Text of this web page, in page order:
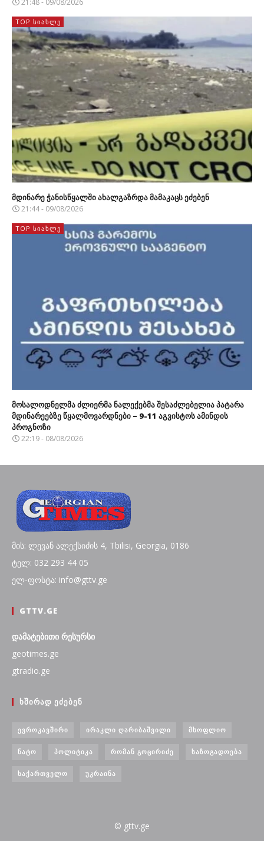
TOP ᲡᲘᲐᲮᲚᲔ
მდინარე ჭანისწყალში ახალგაზრდა მამაკაცს ეძებენ
21:44 - 09/08/2026
TOP ᲡᲘᲐᲮᲚᲔ
მოსალოდნელმა ძლიერმა ნალექებმა შესაძლებელია პატარა
მდინარეებზე წყალმოვარდნები – 9-11 აგვისტოს ამინდის
პროგნოზი
22:19 - 08/08/2026
მის: ლევან ალექსიძის 4, Tbilisi, Georgia, 0186
ტელ: 032 293 44 05
ელ-ფოსტა: info@gttv.ge
GTTV.GE
დამატებითი რესურსი
geotimes.ge
gtradio.ge
ᲮᲨᲘᲠᲐᲓ ᲔᲫᲔᲑᲔᲜ
ᲔᲕᲠᲝᲙᲐᲕᲨᲘᲠᲘ ᲘᲠᲐᲙᲚᲘ ᲦᲐᲠᲘᲑᲐᲨᲕᲘᲚᲘ ᲛᲡᲝᲤᲚᲘᲝ
ᲜᲐᲢᲝ ᲞᲝᲚᲘᲢᲘᲙᲐ ᲠᲝᲛᲐᲜ ᲒᲝᲪᲘᲠᲘᲫᲔ ᲡᲐᲖᲝᲒᲐᲓᲝᲔᲑᲐ
ᲡᲐᲥᲐᲠᲗᲕᲔᲚᲝ ᲣᲙᲠᲐᲘᲜᲐ
© gttv.ge